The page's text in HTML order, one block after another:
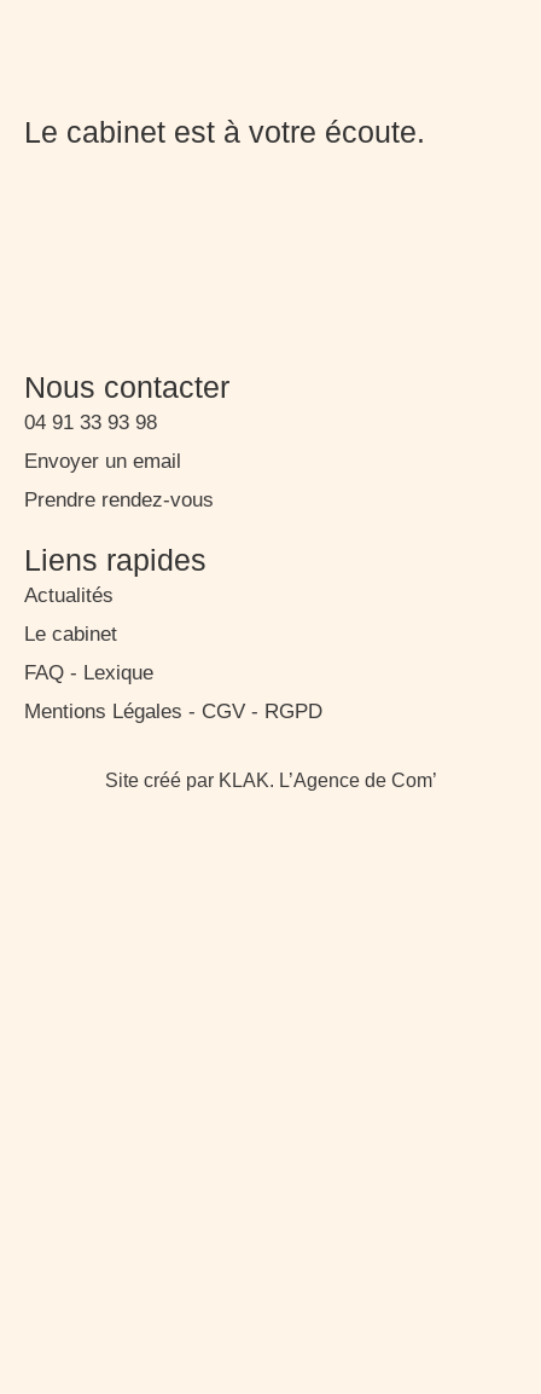
Le cabinet est à votre écoute.
Nous contacter
04 91 33 93 98
Envoyer un email
Prendre rendez-vous
Liens rapides
Actualités
Le cabinet
FAQ - Lexique
Mentions Légales - CGV - RGPD
Site créé par KLAK. L’Agence de Com’